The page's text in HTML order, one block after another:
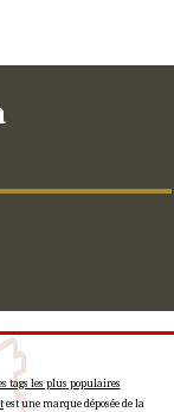
tags les plus populaires
est une marque déposée de la